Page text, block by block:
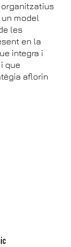
model
les
en la
integra i
que
aflorin